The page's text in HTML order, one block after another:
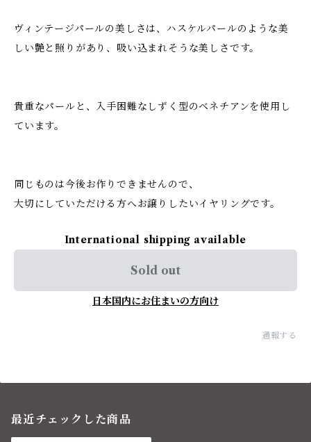
ヴィンテージパールの美しさは、ハスケルパールのような美
しい艶と照りがあり、吸い込まれそうな美しさです。
貴重なパールと、入手困難なしずく型のベネチアンを使用し
ています。
同じものは今後お作りできませんので、
大切にしていただける方へお譲りしたいイヤリングです。
International shipping available
Sold out
日本国内にお住まいの方向け
通報する
最近チェックした商品